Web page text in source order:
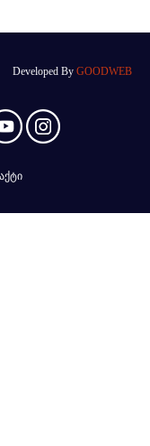
Developed By GOODWEB